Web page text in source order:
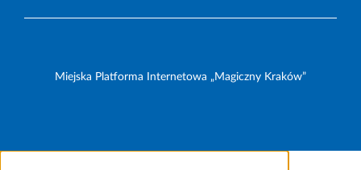
Miejska Platforma Internetowa „Magiczny Kraków”